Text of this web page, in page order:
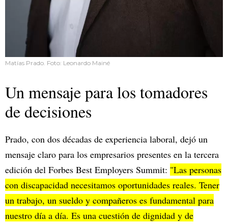
Matías Prado. Foto: Leonardo Mainé
Un mensaje para los tomadores
de decisiones
Prado, con dos décadas de experiencia laboral, dejó un
mensaje claro para los empresarios presentes en la tercera
edición del Forbes Best Employers Summit: "Las personas
con discapacidad necesitamos oportunidades reales. Tener
un trabajo, un sueldo y compañeros es fundamental para
nuestro día a día. Es una cuestión de dignidad y de